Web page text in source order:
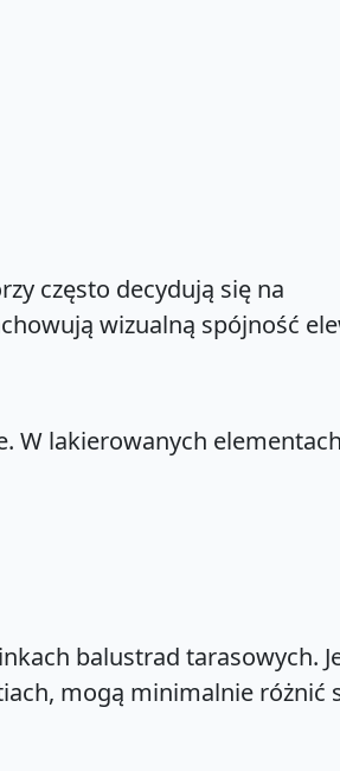
często decydują się na
wizualną spójność
W lakierowanych
balustrad tarasowych.
mogą minimalnie różnić